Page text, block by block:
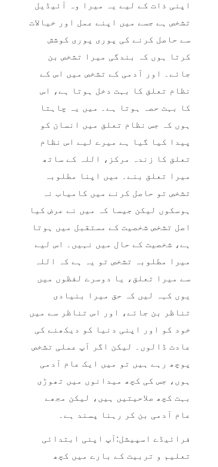
اپنی ذات کے لیے یہ میرا وہ آئیڈیل
تشخص ہے جسے میں اپنے عمل اور خیالات
سے حاصل کرنے کی پوری پوری کوشش
کرتا ہوں کہ بندگی میرا تشخص بن
جائے۔ اور آدمی کے تشخص میں اس کے
نظام تعلق کا بہت دخل ہوتا ہے، اس
کا بہت حصہ ہوتا ہے۔ میں یہ چاہتا
ہوں کہ جس نظام تعلق میں انسان کو
پیدا کیا گیا ہے میرے لیے اس نظام
تعلق کا زندہ مرکز، اللہ کے ساتھ
میرا تعلق بنے۔ میں اپنا مطلوبہ
تشخص تو حاصل کرنے میں کامیاب نہ
ہوسکوں لیکن جیسا کہ میں نے عرض کیا
اصل تشخص شخصیت کے مستقبل میں ہوتا
ہے، شخصیت کے حال میں نہیں۔ اس لیے
میرا مطلوبہ تشخص تو یہ ہے کہ اللہ
سے میرا تعلق، یا دوسرے لفظوں میں
یوں کہہ لیں کہ حق میرا بنیادی
تناظر بن جائے، اور اس تناظر سے میں
خود کو اور اپنی دنیا کو دیکھنے کی
عادت ڈالوں۔ لیکن اگر آپ عملی تشخص
پوچھ رہے ہیں تو میں ایک عام آدمی
ہوں، جس کی کچھ میدانوں میں تھوڑی
بہت کچھ صلاحیتیں ہیں، لیکن مجھے
عام آدمی بن کر رہنا پسند ہے۔
فرائیڈے اسپیشل:آپ اپنی ابتدائی
تعلیم و تربیت کے بارے میں کچھ